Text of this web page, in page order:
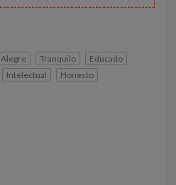
Alegre Tranquilo
Educado
Intelectual Honesto